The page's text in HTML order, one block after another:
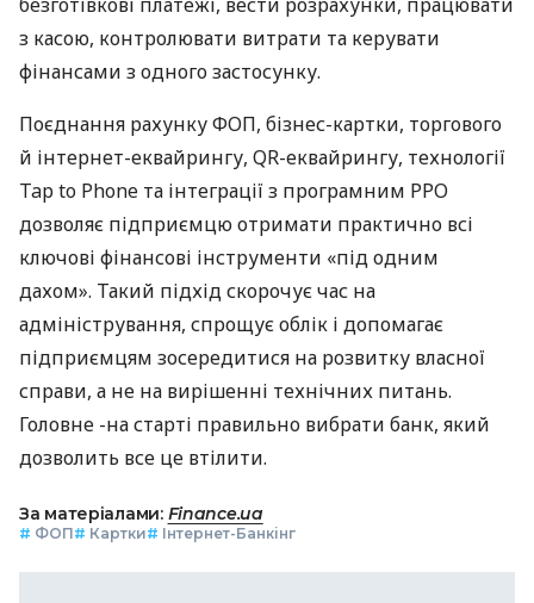
з касою, контролювати витрати та керувати
фінансами з одного застосунку.
Поєднання рахунку ФОП, бізнес-картки, торгового
й інтернет-еквайрингу, QR-еквайрингу, технології
Tap to Phone та інтеграції з програмним РРО
дозволяє підприємцю отримати практично всі
ключові фінансові інструменти «під одним
дахом». Такий підхід скорочує час на
адміністрування, спрощує облік і допомагає
підприємцям зосередитися на розвитку власної
справи, а не на вирішенні технічних питань.
Головне -на старті правильно вибрати банк, який
дозволить все це втілити.
За матеріалами: Finance.ua
# ФОП# Картки# Інтернет-Банкінг